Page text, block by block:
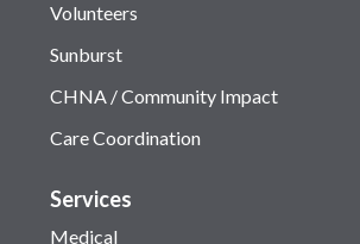
Volunteers
Sunburst
CHNA / Community Impact
Care Coordination
Services
Medical